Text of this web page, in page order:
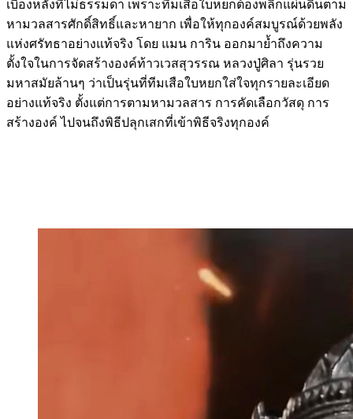
เบื้องหลังที่ไม่ธรรมดา เพราะทีมเสือใบหยกต้องพลิกแผ่นดินตาม
หามวลสารศักดิ์สิทธิ์และหายาก เพื่อให้ทุกองค์สมบูรณ์ด้วยพลัง
แห่งศรัทธาอย่างแท้จริง โดย แมน การิน ออกมาย้ำถึงความ
ตั้งใจในการจัดสร้างองค์ท้าวเวสสุวรรณ หลวงปู่ศิลา รุ่นรวย
มหาสมัยล้านๆ ว่าเป็นรุ่นที่ทีมเสือใบหยกใส่ใจทุกรายละเอียด
อย่างแท้จริง ตั้งแต่การตามหามวลสาร การคัดเลือกวัสดุ การ
สร้างองค์ ไปจนถึงพิธีปลุกเสกที่เข้าพิธีจริงทุกองค์